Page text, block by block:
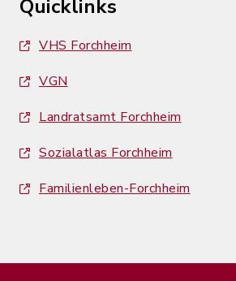
Quicklinks
VHS Forchheim
VGN
Landratsamt Forchheim
Sozialatlas Forchheim
Familienleben-Forchheim